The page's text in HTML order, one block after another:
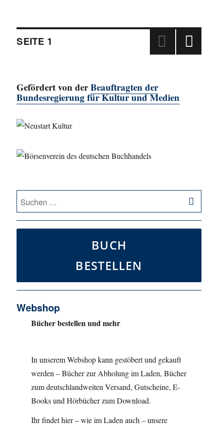
Beitragsnavigation
SEITE 1
Gefördert von derBeauftragten der
Bundesregierung für Kultur und Medien
Suche
nach:
BUCH
BESTELLEN
Webshop
Bücher bestellen und mehr
In unserem Webshop kann gestöbert und gekauft
werden – Bücher zur Abholung im Laden, Bücher
zum deutschlandweiten Versand, Gutscheine, E-
Books und Hörbücher zum Download.
Ihr findet hier – wie im Laden auch – unsere